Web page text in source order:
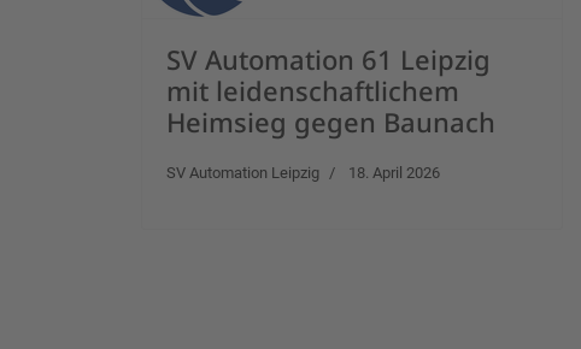
SV Automation 61 Leipzig
mit leidenschaftlichem
Heimsieg gegen Baunach
SV Automation Leipzig 18. April 2026